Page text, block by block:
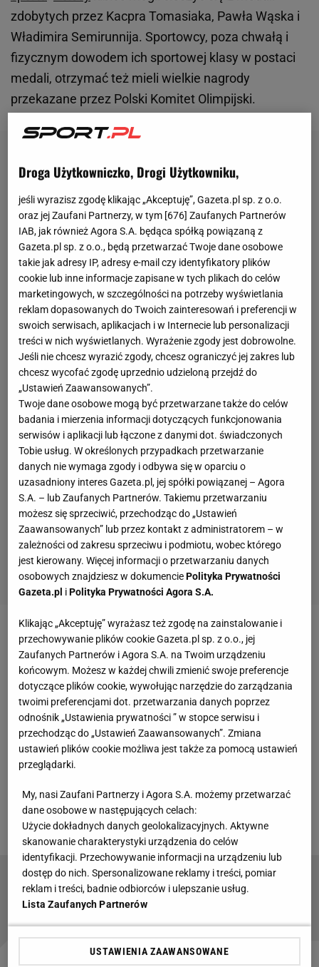
zdobytych przez Kacpra Tomasiaka, Pawła Wąska i
Władimira Semirunnija. Sportowcy, poza chwałą i
fizycznym dowodem ich sportowej klasy w postaci
medali, otrzymać też mieli wielkie nagrody
przekazane przez Polski Komitet Olimpijski.
Zobacz wideo"To mnie bardzo wzruszyło".
Chwalińska reaguje na mural w Dąbrowie Górniczej
Okazało się jednak, że PKOl wpadł w duże problemy.
Upadek firmy Zondacrypto, która była ważnym
sponsorem Komitetu, uniemożliwił wypłatę środków
za osiągnięcia sportowców podczas tegorocznych
trenerami miało uspokoić sytuację, ale nie doszło do
żadnych porozumień.
Katastrofa finansowa Norwegów! Stracili miliony
Droga Użytkowniczko, Drogi Użytkowniku,
jeśli wyrazisz zgodę klikając „Akceptuję”, Gazeta.pl sp. z o.o.
oraz jej Zaufani Partnerzy, w tym [676] Zaufanych Partnerów
IAB, jak również Agora S.A. będąca spółką powiązaną z
Gazeta.pl sp. z o.o., będą przetwarzać Twoje dane osobowe
takie jak adresy IP, adresy e-mail czy identyfikatory plików
cookie lub inne informacje zapisane w tych plikach do celów
marketingowych, w szczególności na potrzeby wyświetlania
reklam dopasowanych do Twoich zainteresowań i preferencji w
swoich serwisach, aplikacjach i w Internecie lub personalizacji
treści w nich wyświetlanych. Wyrażenie zgody jest dobrowolne.
Jeśli nie chcesz wyrazić zgody, chcesz ograniczyć jej zakres lub
chcesz wycofać zgodę uprzednio udzieloną przejdź do
„Ustawień Zaawansowanych”.
Twoje dane osobowe mogą być przetwarzane także do celów
badania i mierzenia informacji dotyczących funkcjonowania
serwisów i aplikacji lub łączone z danymi dot. świadczonych
Tobie usług. W określonych przypadkach przetwarzanie
danych nie wymaga zgody i odbywa się w oparciu o
uzasadniony interes Gazeta.pl, jej spółki powiązanej – Agora
S.A. – lub Zaufanych Partnerów. Takiemu przetwarzaniu
możesz się sprzeciwić, przechodząc do „Ustawień
Zaawansowanych” lub przez kontakt z administratorem – w
zależności od zakresu sprzeciwu i podmiotu, wobec którego
jest kierowany. Więcej informacji o przetwarzaniu danych
osobowych znajdziesz w dokumenciePolityka Prywatności
Gazeta.pl iPolityka Prywatności Agora S.A.
Klikając „Akceptuję” wyrażasz też zgodę na zainstalowanie i
przechowywanie plików cookie Gazeta.pl sp. z o.o., jej
Zaufanych Partnerów i Agora S.A. na Twoim urządzeniu
końcowym. Możesz w każdej chwili zmienić swoje preferencje
dotyczące plików cookie, wywołując narzędzie do zarządzania
twoimi preferencjami dot. przetwarzania danych poprzez
odnośnik „Ustawienia prywatności ” w stopce serwisu i
przechodząc do „Ustawień Zaawansowanych”. Zmiana
ustawień plików cookie możliwa jest także za pomocą ustawień
przeglądarki.
My, nasi Zaufani Partnerzy i Agora S.A. możemy przetwarzać
dane osobowe w następujących celach:
Użycie dokładnych danych geolokalizacyjnych. Aktywne
skanowanie charakterystyki urządzenia do celów
identyfikacji. Przechowywanie informacji na urządzeniu lub
dostęp do nich. Spersonalizowane reklamy i treści, pomiar
reklam i treści, badnie odbiorców i ulepszanie usług.
Lista Zaufanych Partnerów
USTAWIENIA ZAAWANSOWANE